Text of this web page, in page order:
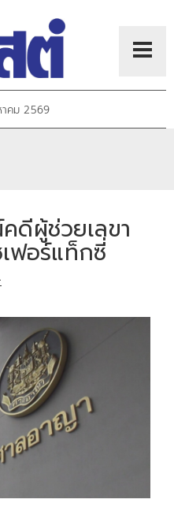
าคม 2569
ดีผู้ช่วยเลขา
เฟอร์แท็กซี่